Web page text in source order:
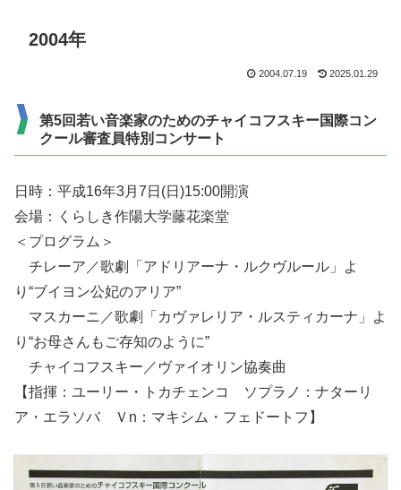
2004年
2004.07.19 2025.01.29
第5回若い音楽家のためのチャイコフスキー国際コン
クール審査員特別コンサート
日時：平成16年3月7日(日)15:00開演
会場：くらしき作陽大学藤花楽堂
＜プログラム＞
チレーア／歌劇「アドリアーナ・ルクヴルール」よ
り“ブイヨン公妃のアリア”
マスカーニ／歌劇「カヴァレリア・ルスティカーナ」よ
り“お母さんもご存知のように”
チャイコフスキー／ヴァイオリン協奏曲
【指揮：ユーリー・トカチェンコ ソプラノ：ナターリ
ア・エラソバ Ｖn：マキシム・フェドートフ】